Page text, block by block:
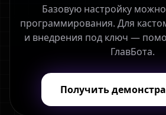
Базовую настройку
программирования. Для
и внедрения под ключ —
ГлавБота.
Получить